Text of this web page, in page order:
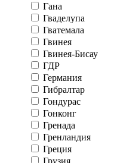
Гана
Гваделупа
Гватемала
Гвинея
Гвинея-Бисау
ГДР
Германия
Гибралтар
Гондурас
Гонконг
Гренада
Гренландия
Греция
Грузия